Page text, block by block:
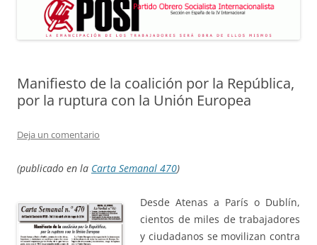
Manifiesto de la coalición por la República,
por la ruptura con la Unión Europea
Deja un comentario
(publicado en la Carta Semanal 470)
Desde Atenas a París o Dublín,
cientos de miles de trabajadores
y ciudadanos se movilizan contra